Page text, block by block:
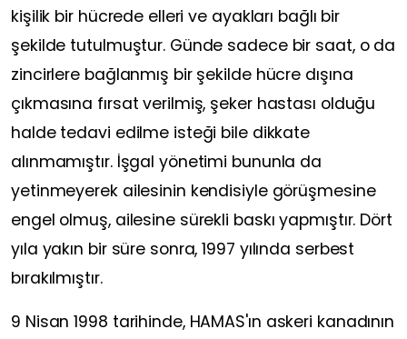
kişilik bir hücrede elleri ve ayakları bağlı bir
şekilde tutulmuştur. Günde sadece bir saat, o da
zincirlere bağlanmış bir şekilde hücre dışına
çıkmasına fırsat verilmiş, şeker hastası olduğu
halde tedavi edilme isteği bile dikkate
alınmamıştır. İşgal yönetimi bununla da
yetinmeyerek ailesinin kendisiyle görüşmesine
engel olmuş, ailesine sürekli baskı yapmıştır. Dört
yıla yakın bir süre sonra, 1997 yılında serbest
bırakılmıştır.
9 Nisan 1998 tarihinde, HAMAS'ın askeri kanadının